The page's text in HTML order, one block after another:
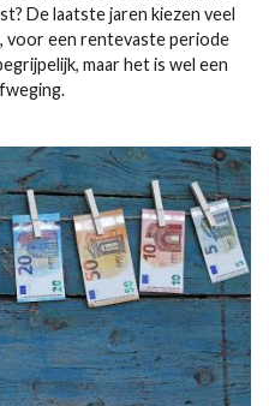
De laatste jaren kiezen veel
voor een rentevaste periode
maar het is wel een